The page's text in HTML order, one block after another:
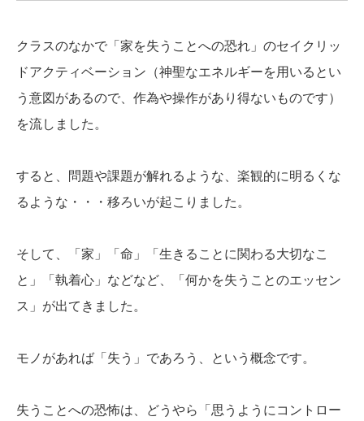
クラスのなかで「家を失うことへの恐れ」のセイクリッ
ドアクティベーション（神聖なエネルギーを用いるとい
う意図があるので、作為や操作があり得ないものです）
を流しました。
すると、問題や課題が解れるような、楽観的に明るくな
るような・・・移ろいが起こりました。
そして、「家」「命」「生きることに関わる大切なこ
と」「執着心」などなど、「何かを失うことのエッセン
ス」が出てきました。
モノがあれば「失う」であろう、という概念です。
失うことへの恐怖は、どうやら「思うようにコントロー